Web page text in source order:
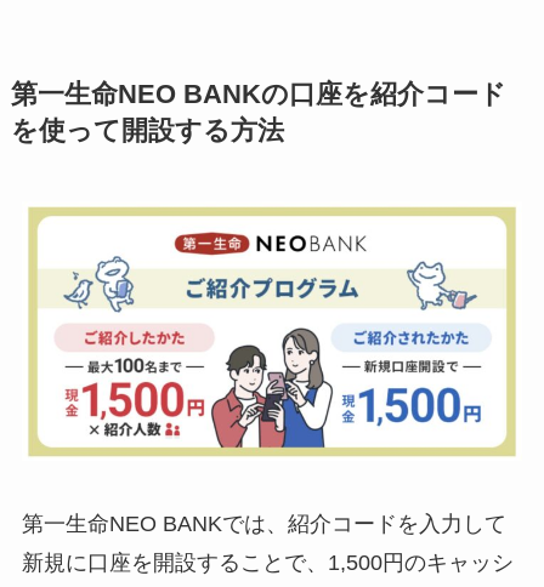
第一生命NEO BANKの口座を紹介コード
を使って開設する方法
第一生命NEO BANKでは、紹介コードを入力して
新規に口座を開設することで、1,500円のキャッシ